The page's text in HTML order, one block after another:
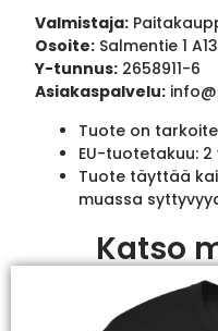
Valmistaja:
Osoite: Salmentie 1
Y-tunnus: 2658911-6
Asiakaspalvelu:
Tuote on
EU-tuotetakuu:
Tuote täyttää
muassa
Katso